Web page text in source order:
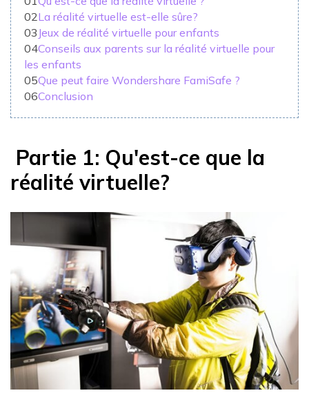
02La réalité virtuelle est-elle sûre?
03 Jeux de réalité virtuelle pour enfants
04Conseils aux parents sur la réalité virtuelle pour
les enfants
05Que peut faire Wondershare FamiSafe ?
06Conclusion
Partie 1: Qu'est-ce que la
réalité virtuelle?